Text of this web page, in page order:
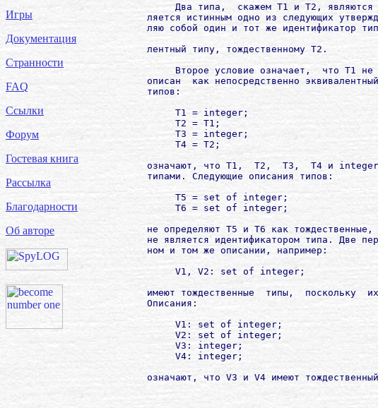
Игры
Документация
Странности
FAQ
Ссылки
Форум
Гостевая книга
Рассылка
Благодарности
Об авторе
Два типа,  скажем T1 и T2, являются
ляется истинным одно из следующих
ляю собой один и тот же идентификатор
        лентный типу, тождественному T2.
Второе условие означает,  что T1 не
описан  как непосредственно
        типов:
             T1 = integer;
             T2 = T1;
             T3 = integer;
             T4 = T2;
означают, что T1,  T2,  T3,  T4 и
        типами. Следующие описания типов:
             T5 = set of integer;
             T6 = set of integer;
не определяют T5 и T6 как тождественные,
не является идентификатором типа. Две
        ном и том же описании, например:
             V1, V2: set of integer;
имеют тождественные  типы,  поскольку
        Описания:
             V1: set of integer;
             V2: set of integer;
             V3: integer;
             V4: integer;
означают, что V3 и V4 имеют